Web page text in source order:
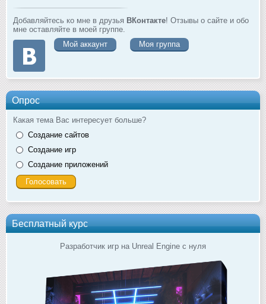
Добавляйтесь ко мне в друзья ВКонтакте! Отзывы о сайте и обо
мне оставляйте в моей группе.
Мой аккаунт
Моя группа
Опрос
Какая тема Вас интересует больше?
Создание сайтов
Создание игр
Создание приложений
Бесплатный курс
Разработчик игр на Unreal Engine с нуля